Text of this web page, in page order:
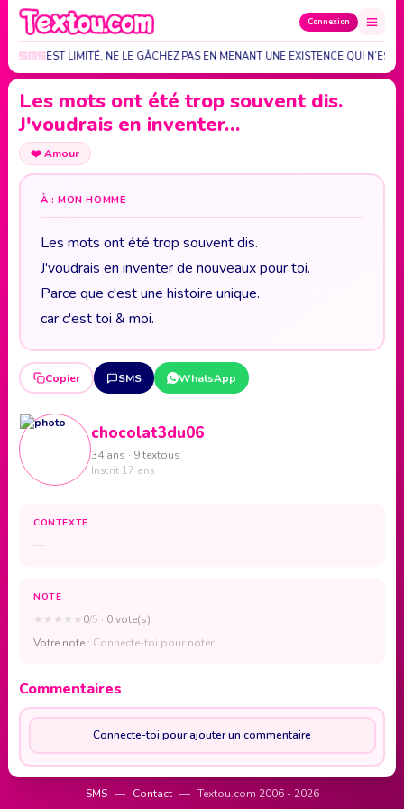
Connexion
TEMPS EST LIMITÉ, NE LE GÂCHEZ PAS EN MENANT UNE EXISTENCE QUI N’EST…
Les mots ont été trop souvent dis.
J'voudrais en inventer…
❤️Amour
À : MON HOMME
Les mots ont été trop souvent dis.
J'voudrais en inventer de nouveaux pour toi.
Parce que c'est une histoire unique.
car c'est toi & moi.
Copier SMS WhatsApp
chocolat3du06
34 ans · 9 textous
Inscrit 17 ans
CONTEXTE
—
NOTE
★ ★ ★ ★ ★0/5 · 0 vote(s)
Votre note : Connecte-toi pour noter
Commentaires
Connecte-toi pour ajouter un commentaire
SMS — Contact — Textou.com 2006 - 2026